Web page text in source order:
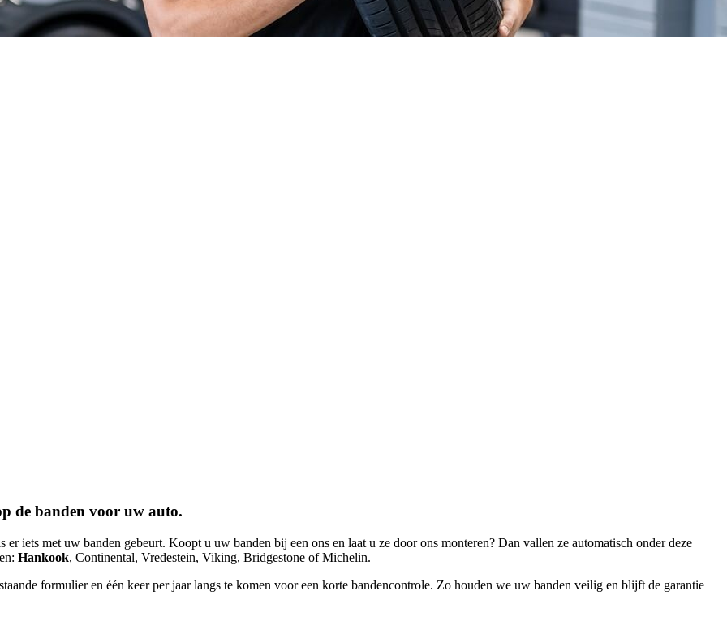
de banden voor uw auto.
iets met uw banden gebeurt. Koopt u uw banden bij een ons en laat u ze door ons monteren? Dan vallen ze automatisch onder deze
Hankook, Continental, Vredestein, Viking, Bridgestone of Michelin.
formulier en één keer per jaar langs te komen voor een korte bandencontrole. Zo houden we uw banden veilig en blijft de garantie